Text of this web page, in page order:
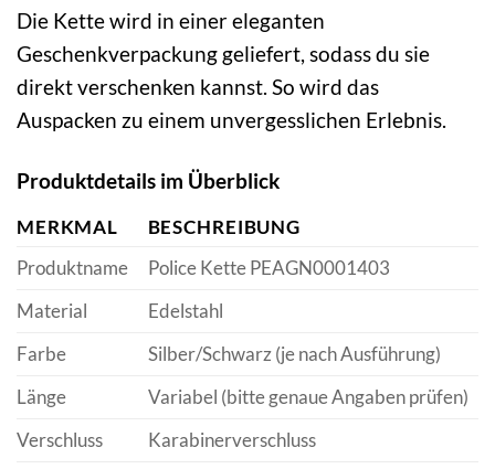
Die Kette wird in einer eleganten
Geschenkverpackung geliefert, sodass du sie
direkt verschenken kannst. So wird das
Auspacken zu einem unvergesslichen Erlebnis.
Produktdetails im Überblick
MERKMAL
BESCHREIBUNG
Produktname
Police Kette PEAGN0001403
Material
Edelstahl
Farbe
Silber/Schwarz (je nach Ausführung)
Länge
Variabel (bitte genaue Angaben prüfen)
Verschluss
Karabinerverschluss